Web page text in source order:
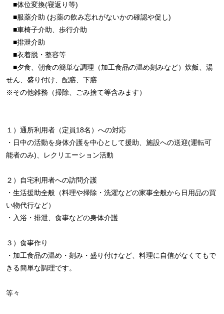
■体位変換(寝返り等)
■服薬介助 (お薬の飲み忘れがないかの確認や促し)
■車椅子介助、歩行介助
■排泄介助
■衣着脱・整容等
■夕食、朝食の簡単な調理（加工食品の温め刻みなど）炊飯、湯
せん、盛り付け、配膳、下膳
※その他雑務（掃除、ごみ捨て等含みます）
１）通所利用者（定員18名）への対応
・日中の活動を身体介護を中心として援助、施設への送迎(運転可
能者のみ)、レクリエーション活動
２）自宅利用者への訪問介護
・生活援助全般（料理や掃除・洗濯などの家事全般から日用品の買
い物代行など）
・入浴・排泄、食事などの身体介護
３）食事作り
・加工食品の温め・刻み・盛り付けなど、料理に自信がなくてもで
きる簡単な調理です。
等々